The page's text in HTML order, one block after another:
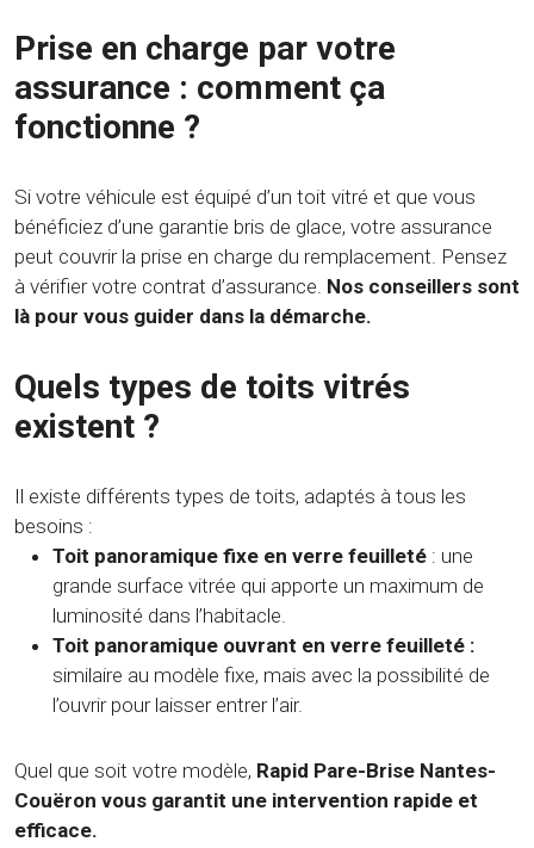
Prise en charge par votre
assurance : comment ça
fonctionne ?
Si votre véhicule est équipé d’un toit vitré et que vous
bénéficiez d’une garantie bris de glace, votre assurance
peut couvrir la prise en charge du remplacement. Pensez
à vérifier votre contrat d’assurance. Nos conseillers sont
là pour vous guider dans la démarche.
Quels types de toits vitrés
existent ?
Il existe différents types de toits, adaptés à tous les
besoins :
Toit panoramique fixe en verre feuilleté : une
grande surface vitrée qui apporte un maximum de
luminosité dans l’habitacle.
Toit panoramique ouvrant en verre feuilleté :
similaire au modèle fixe, mais avec la possibilité de
l’ouvrir pour laisser entrer l’air.
Quel que soit votre modèle, Rapid Pare-Brise Nantes-
Couëron vous garantit une intervention rapide et
efficace.